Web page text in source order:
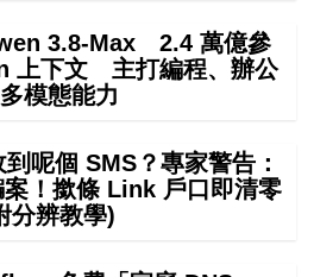
3.8-Max 2.4 萬億參
上下文 主打編程、辦公
模態能力
呢個 SMS？專家警告：
！撳條 Link 戶口即清零
分辨教學)